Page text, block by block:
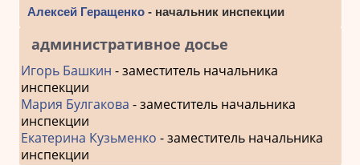
Алексей Геращенко- начальник инспекции
административное досье
Игорь Башкин - заместитель начальника
инспекции
Мария Булгакова - заместитель начальника
инспекции
Екатерина Кузьменко - заместитель начальника
инспекции